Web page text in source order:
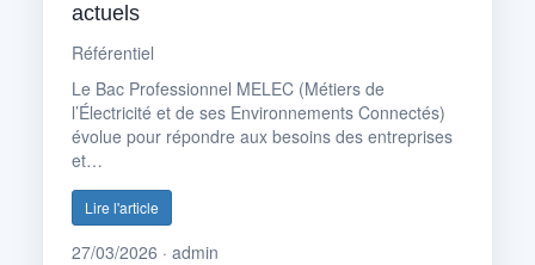
actuels
Référentiel
Le Bac Professionnel MELEC (Métiers de
l’Électricité et de ses Environnements Connectés)
évolue pour répondre aux besoins des entreprises
et…
Lire l'article
27/03/2026 · admin